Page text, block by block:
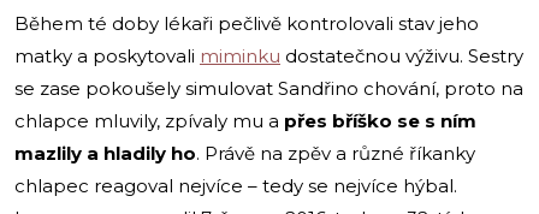
Během té doby lékaři pečlivě kontrolovali stav jeho
matky a poskytovali miminku dostatečnou výživu. Sestry
se zase pokoušely simulovat Sandřino chování, proto na
chlapce mluvily, zpívaly mu a přes bříško se s ním
mazlily a hladily ho. Právě na zpěv a různé říkanky
chlapec reagoval nejvíce – tedy se nejvíce hýbal.